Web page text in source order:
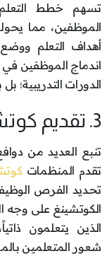
تسهم خطط
الموظفين، مما
أهداف التعلم
اندماج الموظفين في
الدورات التدريبية؛
3. تقديم كوتشينغ مهني شخصي
تنبع العديد من
تقدم المنظمات
تحديد الفرص
الكوتشينغ على
الذين يتعلمون
شعور المتعلمين